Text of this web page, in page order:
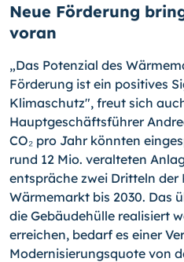
Neue Förderung
voran
„Das Potenzial des
Förderung ist ein positives
Klimaschutz", freut sich
Hauptgeschäftsführer
CO₂ pro Jahr könnten
rund 12 Mio. veralteten
entspräche zwei Dritteln
Wärmemarkt bis 2030. Das
die Gebäudehülle realisiert
erreichen, bedarf es einer
Modernisierungsquote von